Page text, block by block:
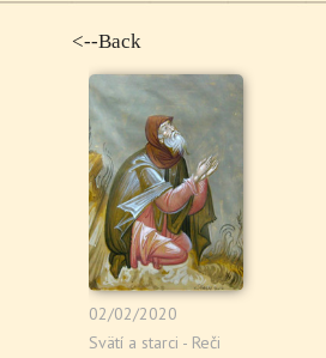
<--Back
02/02/2020
Svätí a starci - Reči